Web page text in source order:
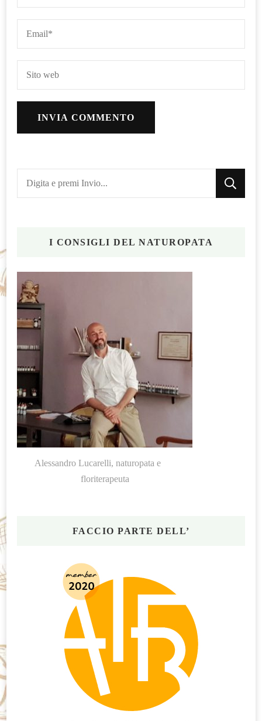
Cerchi
qualcosa?
I CONSIGLI DEL NATUROPATA
Alessandro Lucarelli, naturopata e
floriterapeuta
FACCIO PARTE DELL’